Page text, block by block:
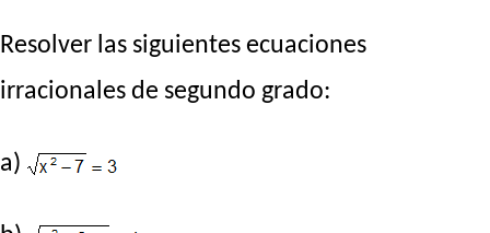
Resolver las siguientes ecuaciones
irracionales de segundo grado:
a)